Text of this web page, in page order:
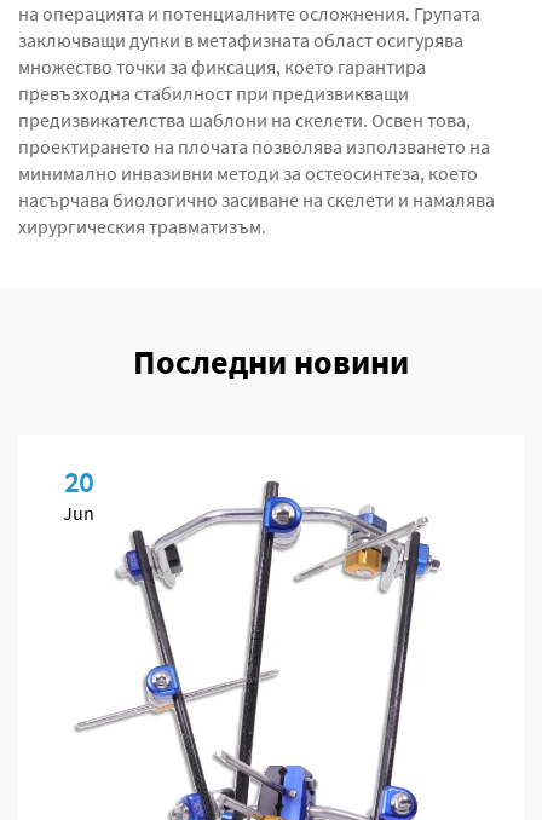
на операцията и потенциалните осложнения. Групата
заключващи дупки в метафизната област осигурява
множество точки за фиксация, което гарантира
превъзходна стабилност при предизвикващи
предизвикателства шаблони на скелети. Освен това,
проектирането на плочата позволява използването на
минимално инвазивни методи за остеосинтеза, което
насърчава биологично засиване на скелети и намалява
хирургическия травматизъм.
Последни новини
20
Jun